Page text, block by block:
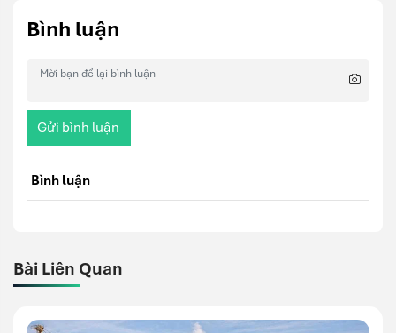
Bình luận
Gửi bình luận
Bình luận
Bài Liên Quan